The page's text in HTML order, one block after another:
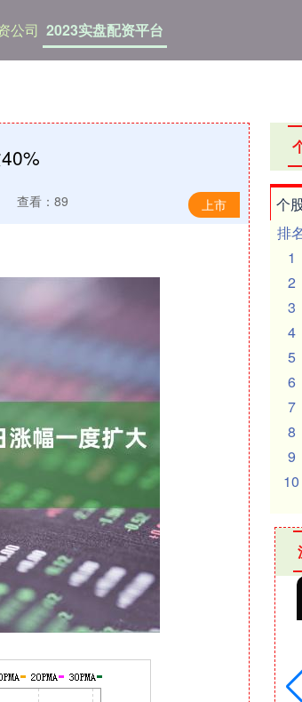
公司 2023实盘配资平台
上市
查看：89 个
排
1
2
3
4
5
6
7
8
9
10
300 4694.44